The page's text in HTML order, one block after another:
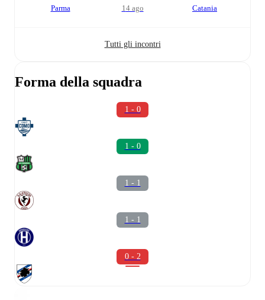
Parma 14 ago Catania
Tutti gli incontri
Forma della squadra
1 - 0
1 - 0
1 - 1
1 - 1
0 - 2